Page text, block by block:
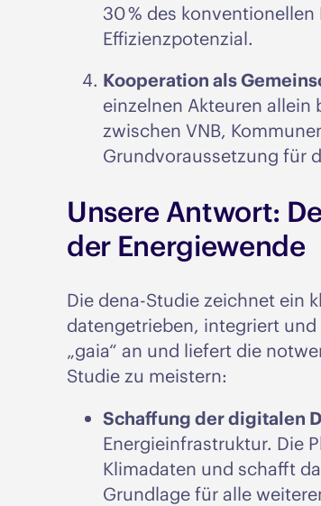
30 % des
Effizienzpotenzial.
Kooperation als
einzelnen Akteuren allein
zwischen VNB,
Grundvoraussetzung für
Unsere Antwort:
der Energiewende
Die dena-Studie zeichnet ein
datengetrieben, integriert
„gaia“ an und liefert die
Studie zu meistern:
Schaffung der digitalen
Energieinfrastruktur. Die
Klimadaten und schafft
Grundlage für alle